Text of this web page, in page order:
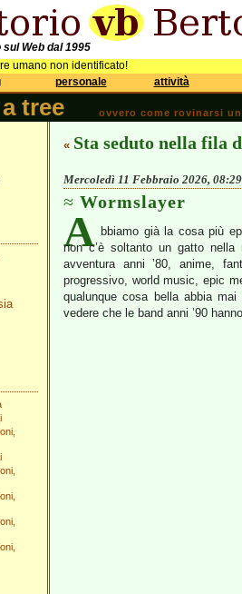
Web dal 1995
umano non identificato!
personale attività
tree ovvero come rovinarsi
« Sta seduto nella fila
Mercoledì 11 Febbraio 2026, 08:29
Wormslayer
A bbiamo già la cosa più
non c’è soltanto un gatto
avventura anni ’80, anime,
progressivo, world music, epic
qualunque cosa bella abbia
vedere che le band anni ’90